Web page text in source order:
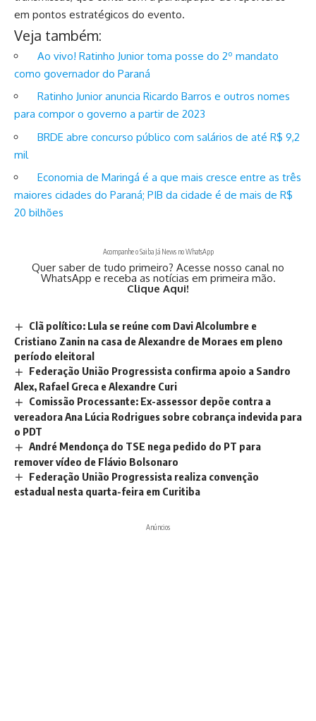
em pontos estratégicos do evento.
Veja também:
Ao vivo! Ratinho Junior toma posse do 2º mandato
como governador do Paraná
Ratinho Junior anuncia Ricardo Barros e outros nomes
para compor o governo a partir de 2023
BRDE abre concurso público com salários de até R$ 9,2
mil
Economia de Maringá é a que mais cresce entre as três
maiores cidades do Paraná; PIB da cidade é de mais de R$
20 bilhões
Acompanhe o Saiba Já News no WhatsApp
Quer saber de tudo primeiro? Acesse nosso canal no
WhatsApp e receba as notícias em primeira mão.
Clique Aqui!
Clã político: Lula se reúne com Davi Alcolumbre e
Cristiano Zanin na casa de Alexandre de Moraes em pleno
período eleitoral
Federação União Progressista confirma apoio a Sandro
Alex, Rafael Greca e Alexandre Curi
Comissão Processante: Ex-assessor depõe contra a
vereadora Ana Lúcia Rodrigues sobre cobrança indevida para
o PDT
André Mendonça do TSE nega pedido do PT para
remover vídeo de Flávio Bolsonaro
Federação União Progressista realiza convenção
estadual nesta quarta-feira em Curitiba
Anúncios